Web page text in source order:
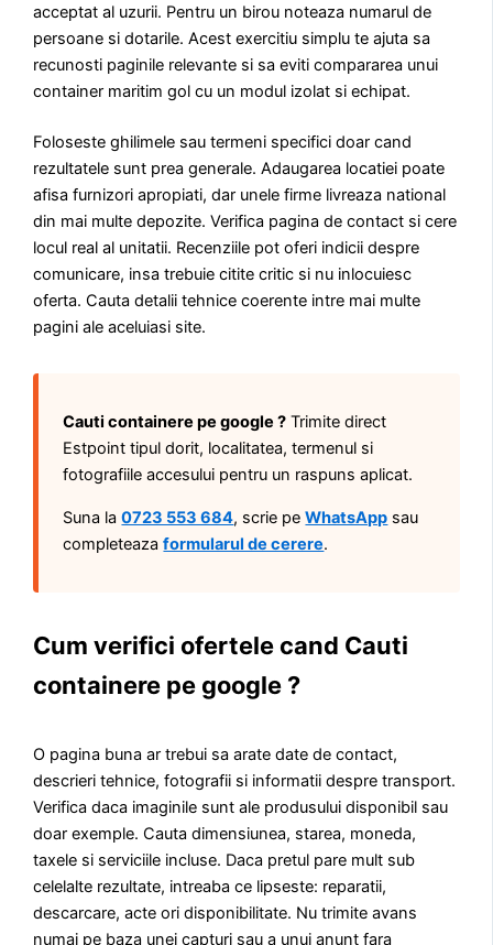
acceptat al uzurii. Pentru un birou noteaza numarul de
persoane si dotarile. Acest exercitiu simplu te ajuta sa
recunosti paginile relevante si sa eviti compararea unui
container maritim gol cu un modul izolat si echipat.
Foloseste ghilimele sau termeni specifici doar cand
rezultatele sunt prea generale. Adaugarea locatiei poate
afisa furnizori apropiati, dar unele firme livreaza national
din mai multe depozite. Verifica pagina de contact si cere
locul real al unitatii. Recenziile pot oferi indicii despre
comunicare, insa trebuie citite critic si nu inlocuiesc
oferta. Cauta detalii tehnice coerente intre mai multe
pagini ale aceluiasi site.
Cauti containere pe google ? Trimite direct
Estpoint tipul dorit, localitatea, termenul si
fotografiile accesului pentru un raspuns aplicat.
Suna la0723 553 684, scrie peWhatsApp sau
completeazaformularul de cerere.
Cum verifici ofertele cand Cauti
containere pe google ?
O pagina buna ar trebui sa arate date de contact,
descrieri tehnice, fotografii si informatii despre transport.
Verifica daca imaginile sunt ale produsului disponibil sau
doar exemple. Cauta dimensiunea, starea, moneda,
taxele si serviciile incluse. Daca pretul pare mult sub
celelalte rezultate, intreaba ce lipseste: reparatii,
descarcare, acte ori disponibilitate. Nu trimite avans
numai pe baza unei capturi sau a unui anunt fara